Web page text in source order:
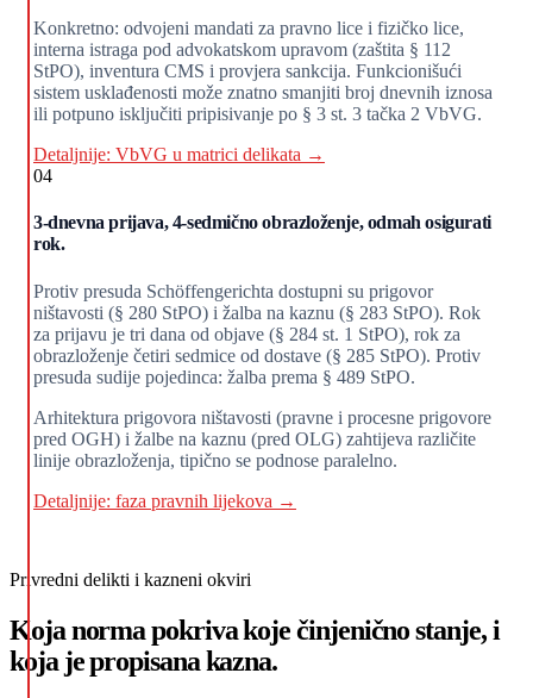
Konkretno: odvojeni mandati za pravno lice i fizičko lice,
interna istraga pod advokatskom upravom (zaštita § 112
StPO), inventura CMS i provjera sankcija. Funkcionišući
sistem usklađenosti može znatno smanjiti broj dnevnih iznosa
ili potpuno isključiti pripisivanje po § 3 st. 3 tačka 2 VbVG.
Detaljnije: VbVG u matrici delikata →
04
3-dnevna prijava, 4-sedmično obrazloženje, odmah osigurati
rok.
Protiv presuda Schöffengerichta dostupni su prigovor
ništavosti (§ 280 StPO) i žalba na kaznu (§ 283 StPO). Rok
za prijavu je tri dana od objave (§ 284 st. 1 StPO), rok za
obrazloženje četiri sedmice od dostave (§ 285 StPO). Protiv
presuda sudije pojedinca: žalba prema § 489 StPO.
Arhitektura prigovora ništavosti (pravne i procesne prigovore
pred OGH) i žalbe na kaznu (pred OLG) zahtijeva različite
linije obrazloženja, tipično se podnose paralelno.
Detaljnije: faza pravnih lijekova →
Privredni delikti i kazneni okviri
Koja norma pokriva koje činjenično stanje, i
koja je propisana kazna.